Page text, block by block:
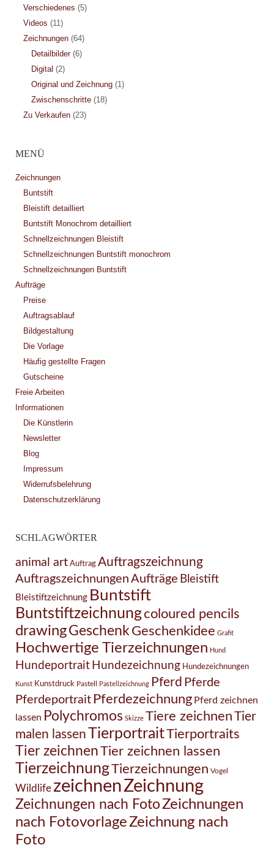
Verschiedenes (5)
Videos (11)
Zeichnungen(64)
Detailbilder(6)
Digital (2)
Original und Zeichnung(1)
Zwischenschritte(18)
Zu Verkaufen(23)
MENÜ
Zeichnungen
Buntstift
Bleistift detailliert
Buntstift Monochrom detailliert
Schnellzeichnungen Bleistift
Schnellzeichnungen Buntstift monochrom
Schnellzeichnungen Buntstift
Aufträge
Preise
Auftragsablauf
Bildgestaltung
Die Vorlage
Häufig gestellte Fragen
Gutscheine
Freie Arbeiten
Informationen
Die Künstlerin
Newsletter
Blog
Impressum
Widerrufsbelehrung
Datenschutzerklärung
SCHLAGWÖRTER
animal art Auftrag Auftragszeichnung
Auftragszeichnungen Aufträge Bleistift
Bleistiftzeichnung Buntstift
Buntstiftzeichnungcoloured pencils
drawingGeschenk Geschenkidee Grafit
Hochwertige Tierzeichnungen Hund
Hundeportrait Hundezeichnung Hundezeichnungen
Kunst Kunstdruck Pastell Pastellzeichnung Pferd Pferde
Pferdeportrait Pferdezeichnung Pferd zeichnen
lassen Polychromos Skizze Tiere zeichnenTier
malen lassenTierportraitTierportraits
Tier zeichnenTier zeichnen lassen
TierzeichnungTierzeichnungen Vogel
Wildlife zeichnenZeichnung
Zeichnungen nach FotoZeichnungen
nach FotovorlageZeichnung nach
Foto